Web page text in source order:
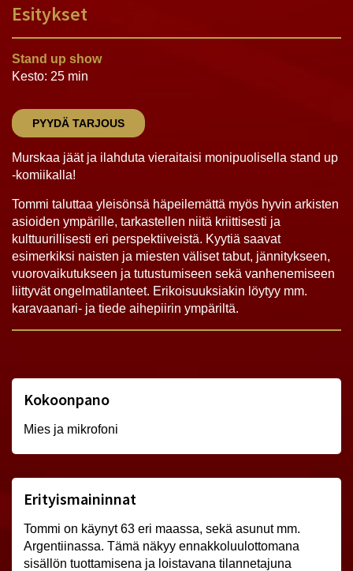
Esitykset
Stand up show
Kesto: 25 min
PYYDÄ TARJOUS
Murskaa jäät ja ilahduta vieraitaisi monipuolisella stand up
-komiikalla!
Tommi taluttaa yleisönsä häpeilemättä myös hyvin arkisten
asioiden ympärille, tarkastellen niitä kriittisesti ja
kulttuurillisesti eri perspektiiveistä. Kyytiä saavat
esimerkiksi naisten ja miesten väliset tabut, jännitykseen,
vuorovaikutukseen ja tutustumiseen sekä vanhenemiseen
liittyvät ongelmatilanteet. Erikoisuuksiakin löytyy mm.
karavaanari- ja tiede aihepiirin ympäriltä.
Kokoonpano
Mies ja mikrofoni
Erityismaininnat
Tommi on käynyt 63 eri maassa, sekä asunut mm.
Argentiinassa. Tämä näkyy ennakkoluulottomana
sisällön tuottamisena ja loistavana tilannetajuna